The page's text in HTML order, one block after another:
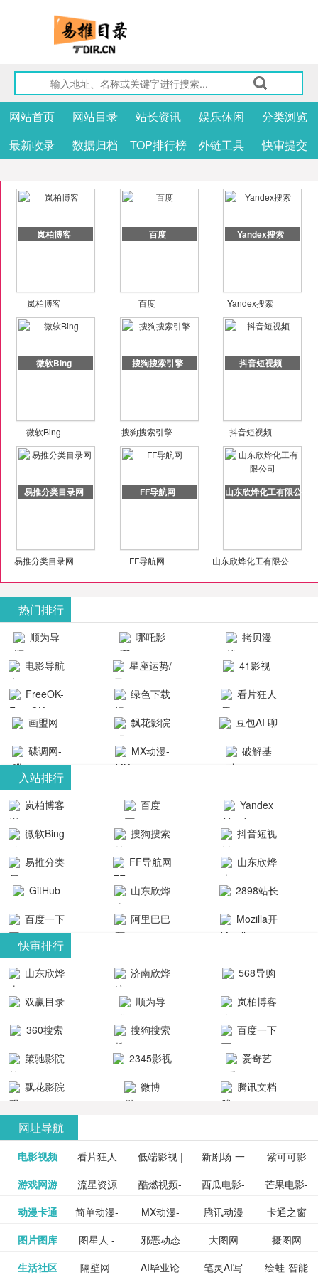
网站首页 网站目录 站长资讯 娱乐休闲
分类浏览
最新收录
数据归档 TOP排行榜 外链工具 快审提交
岚柏博客
岚柏博客
百度
百度
Yandex搜索
Yandex搜索
微软Bing
微软Bing
搜狗搜索引擎
搜狗搜索引擎
抖音短视频
抖音短视频
易推分类目录网
易推分类目录网
FF导航网
FF导航网
山东欣烨化工有限公司
山东欣烨化工有限公
热门排行
顺为导
航-办公运营
哪吒影
院-哪吒影院
提供最新、
最全的高清
电影、电视
剧、动漫和
综艺节目免
费观看。平
台内容丰
富，更新快
速，支持在
线观看，满
足各类影迷
需求，提供
无广告、高
清流畅的观
影体验。
拷贝漫
画-官网
动漫综合
电影导航
- 免费看电影
就来这！ | 快
导航网-免费
看电影就来
这！收录大
量免费看电
影网站！
星座运势/
最星座/美国
神婆星座网
41影视-
聚合最近好
看的电视剧
最新电影网
站-41影视为
成全短剧电
视剧、电视
剧大全、好
看的电视
剧、最新的
电影在线观
看，神马影
最新好看的
剧片、爱情
片、搞笑片
等全新电
影，是影
FreeOK-
FreeOK影视
官网-最新影
视资源|追剧
也很卷
绿色下载
吧
看片狂人
- 高清视频资
源免费在线
观看
画盟网-
画师联盟官
网
_huashilm.com_
动漫综合
飘花影院
网
豆包AI 聊
天智能对话
网页版入口
碟调网-
碟调网为您
提供最新电
视剧和2025
年最新电影
的在线观
看，快来碟
调电影网在
线观看最新
热门影视作
MX动漫-
漫免费在线
观看
破解基
整合当前互
联网最新最
全最优质的
软件免费下
载、资源免
费共享、技
术教程学习
台！整合破
合破解游
戏、整合安
卓破解软件
分享与下
载！旨在打
件共享站、
资源
入站排行
岚柏博客 百度
Yandex
搜索
微软Bing
搜狗搜索
引擎
抖音短视
频
易推分类
目录网
FF导航网
山东欣烨
化工有限公
GitHub
山东欣烨
生物科技有
2898站长
资源平台
百度一下
阿里巴巴
Mozilla开
快审排行
山东欣烨
生物科技有
济南欣烨
科技有限公
568导购
网
双赢目录
顺为导
航-办公运营
岚柏博客
360搜索
搜狗搜索
百度一下
策驰影院
2345影视
大全
爱奇艺
VIP会员
飘花影院
微博 腾讯文档
网址导航
电影视频 看片狂人 低端影视 |
免费高清
在线电影
新剧场-一
个网盘资
源分享小
紫可可影
视-紫可可,
免费提供
泡剧网_最
新电视剧
免费在线
更多>>
游戏网游 流星资源
网-流星蝴
蝶剑官网
酷燃视频-
致力于打
造中国领
西瓜电影-
西瓜视频
网站电影
芒果电影-
芒果TV网
站电影频
豆瓣电影-
豆瓣电影
更多>>
动漫卡通 简单动漫-
日本动画
MX动漫-
最新最全
腾讯动漫
频道
卡通之窗
三毛漫画
网
更多>>
图片图库 图星人 -
设计图片
邪恶动态
图片大全
大图网
摄图网
图行天下
更多>>
生活社区 隔壁网- AI毕业论 笔灵AI写 绘蛙-智能